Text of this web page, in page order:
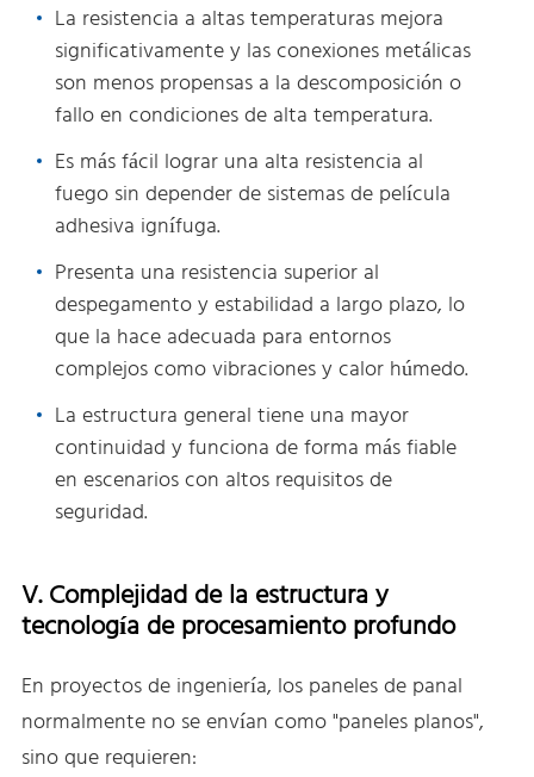
La resistencia a altas temperaturas mejora
significativamente y las conexiones metálicas
son menos propensas a la descomposición o
fallo en condiciones de alta temperatura.
Es más fácil lograr una alta resistencia al
fuego sin depender de sistemas de película
adhesiva ignífuga.
Presenta una resistencia superior al
despegamento y estabilidad a largo plazo, lo
que la hace adecuada para entornos
complejos como vibraciones y calor húmedo.
La estructura general tiene una mayor
continuidad y funciona de forma más fiable
en escenarios con altos requisitos de
seguridad.
V. Complejidad de la estructura y
tecnología de procesamiento profundo
En proyectos de ingeniería, los paneles de panal
normalmente no se envían como "paneles planos",
sino que requieren: